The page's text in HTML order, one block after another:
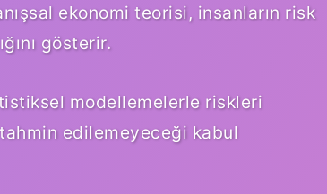
ekonomi teorisi, insanların risk
gösterir.
modellemelerle riskleri
edilemeyeceği kabul